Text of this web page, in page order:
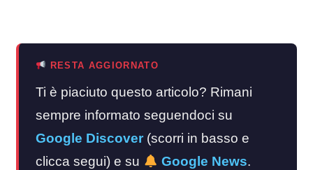
RESTA AGGIORNATO
Ti è piaciuto questo articolo? Rimani
sempre informato seguendoci su
Google Discover (scorri in basso e
clicca segui) e su
Google News.